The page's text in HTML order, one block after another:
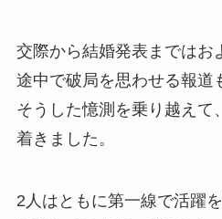
交際から結婚発表まではお
途中で破局を思わせる報道
そうした憶測を乗り越えて
着きました。
2人はともに第一線で活躍